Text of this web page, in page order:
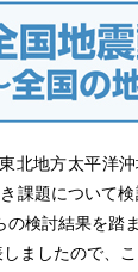
北地方太平洋
課題について
の検討結果を踏
ましたので、こ